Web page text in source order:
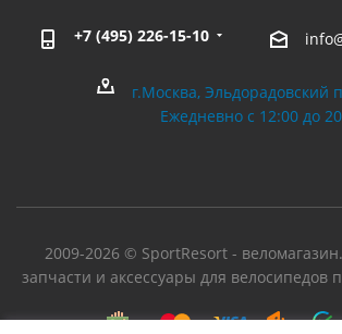
+7 (495) 226-15-10
г.Москва, Эльдорадовский
Ежедневно с 12:00 до
2009-2026 © SportResort -
запчасти и аксессуары для велосипедов